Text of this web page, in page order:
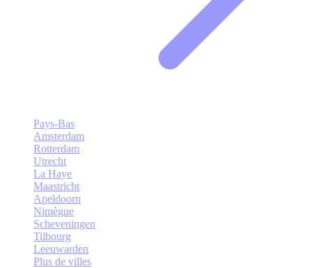
Pays-Bas
Amsterdam
Rotterdam
Utrecht
La Haye
Maastricht
Apeldoorn
Nimègue
Scheveningen
Tilbourg
Leeuwarden
Plus de villes